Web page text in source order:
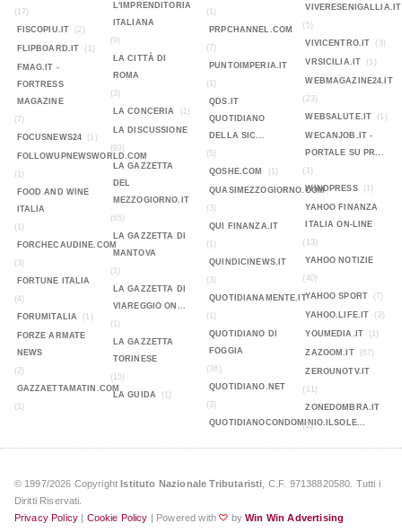
(17)
FISCOPIU.IT
(2)
FLIPBOARD.IT (1)
FMAG.IT -
FORTRESS
MAGAZINE
(7)
FOCUSNEWS24
(1)
FOLLOWUPNEWSWORLD.COM
(1)
FOOD AND WINE
ITALIA
(1)
FORCHECAUDINE.COM
(3)
FORTUNE ITALIA
(4)
FORUMITALIA
(1)
FORZE ARMATE
NEWS
(2)
GAZZAETTAMATIN.COM
(1)
L'IMPRENDITORIA
ITALIANA
(9)
LA CITTÀ DI
ROMA
(3)
LA CONCERIA
(1)
LA DISCUSSIONE
(93)
LA GAZZETTA
DEL
MEZZOGIORNO.IT
(65)
LA GAZZETTA DI
MANTOVA
(1)
LA GAZZETTA DI
VIAREGGIO ON...
(1)
LA GAZZETTA
TORINESE
(15)
LA GUIDA
(1)
(1)
PRPCHANNEL.COM
(7)
PUNTOIMPERIA.IT
(1)
QDS.IT
QUOTIDIANO
DELLA SIC...
(5)
QOSHE.COM
(1)
QUASIMEZZOGIORNO.COM
(3)
QUI FINANZA.IT
(1)
QUINDICINEWS.IT
(3)
QUOTIDIANAMENTE.IT
(1)
QUOTIDIANO DI
FOGGIA
(36)
QUOTIDIANO.NET
(3)
QUOTIDIANOCONDOMINIO.ILSOLE...
VIVERESENIGALLIA.IT
(5)
VIVICENTRO.IT
(3)
VRSICILIA.IT (1)
WEBMAGAZINE24.IT
(23)
WEBSALUTE.IT
(1)
WECANJOB.IT -
PORTALE SU PR...
(1)
WINDPRESS
(1)
YAHOO FINANZA
ITALIA ON-LINE
(13)
YAHOO NOTIZIE
(40)
YAHOO SPORT
(7)
YAHOO.LIFE.IT (2)
YOUMEDIA.IT (1)
ZAZOOM.IT (67)
ZEROUNOTV.IT
(11)
ZONEDOMBRA.IT
(2)
© 1997/2026 CopyrightIstituto Nazionale Tributaristi , C.F. 97138820580. Tutti i
Diritti Riservati.
Privacy Policy | Cookie Policy | Powered with♡ byWin Win Advertising